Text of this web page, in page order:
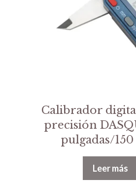
Calibrador
precisión
pulgadas/
Leer más